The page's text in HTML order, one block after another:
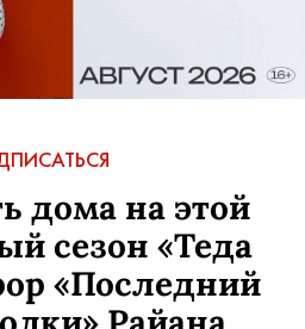
дома на этой
сезон «Теда
«Последний